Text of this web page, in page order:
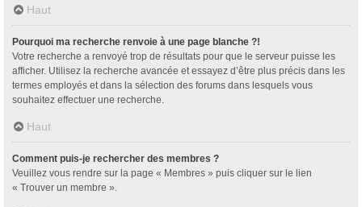
Haut
Pourquoi ma recherche renvoie à une page blanche ?!
Votre recherche a renvoyé trop de résultats pour que le serveur puisse les
afficher. Utilisez la recherche avancée et essayez d’être plus précis dans les
termes employés et dans la sélection des forums dans lesquels vous
souhaitez effectuer une recherche.
Haut
Comment puis-je rechercher des membres ?
Veuillez vous rendre sur la page « Membres » puis cliquer sur le lien
« Trouver un membre ».